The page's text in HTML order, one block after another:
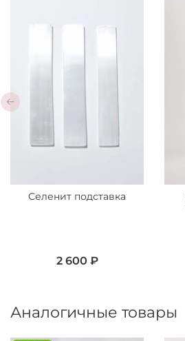
Селенит подставка
2 600 ₽
Аналогичные товары